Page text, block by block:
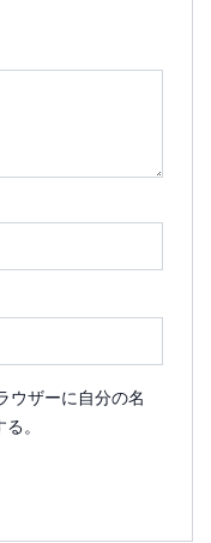
ウザーに自分の名
。